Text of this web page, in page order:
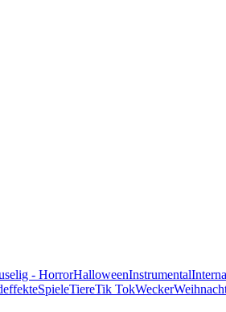
- HorrorHalloweenInstrumental
SpieleTiereTik TokWecker